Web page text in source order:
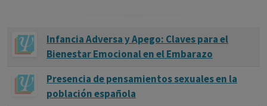
Infancia Adversa y Apego: Claves para el
Bienestar Emocional en el Embarazo
Presencia de pensamientos sexuales en la
población española